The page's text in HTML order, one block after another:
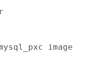
image